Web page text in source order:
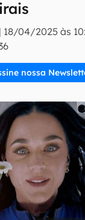
| 18/04/2025 às
nossa
inscreva-se
e concordo com
Privacidade do